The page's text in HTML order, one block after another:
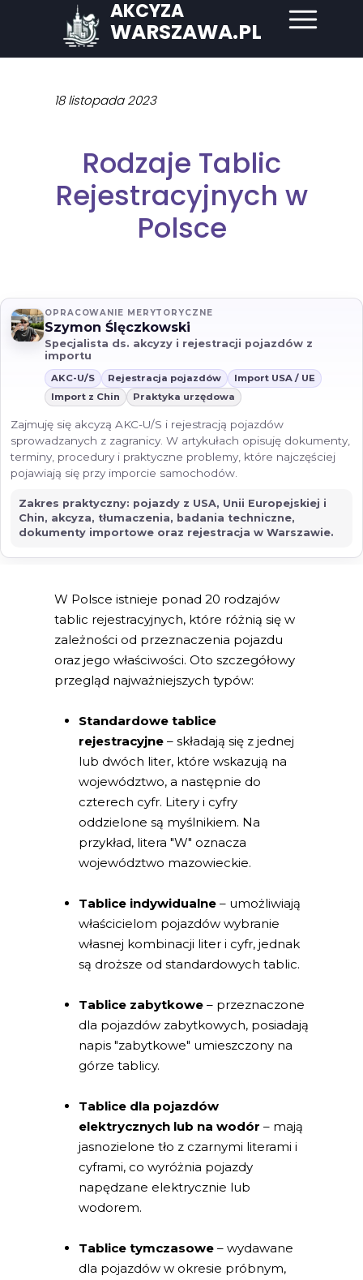
AKCYZA
WARSZAWA.PL
18 listopada 2023
Rodzaje Tablic
Rejestracyjnych w
Polsce
W Polsce istnieje ponad 20 rodzajów
tablic rejestracyjnych, które różnią się w
zależności od przeznaczenia pojazdu
oraz jego właściwości. Oto szczegółowy
przegląd najważniejszych typów:
Standardowe tablice
rejestracyjne – składają się z jednej
lub dwóch liter, które wskazują na
województwo, a następnie do
czterech cyfr. Litery i cyfry
oddzielone są myślnikiem. Na
przykład, litera "W" oznacza
województwo mazowieckie.
Tablice indywidualne – umożliwiają
właścicielom pojazdów wybranie
własnej kombinacji liter i cyfr, jednak
są droższe od standardowych tablic.
Tablice zabytkowe – przeznaczone
dla pojazdów zabytkowych, posiadają
napis "zabytkowe" umieszczony na
górze tablicy.
Tablice dla pojazdów
elektrycznych lub na wodór – mają
jasnozielone tło z czarnymi literami i
cyframi, co wyróżnia pojazdy
napędzane elektrycznie lub
wodorem.
Tablice tymczasowe – wydawane
dla pojazdów w okresie próbnym,
OPRACOWANIE MERYTORYCZNE
Szymon Ślęczkowski
Specjalista ds. akcyzy i rejestracji pojazdów z
importu
AKC-U/S Rejestracja pojazdów
Import USA / UE
Import z Chin
Praktyka urzędowa
Zajmuję się akcyzą AKC-U/S i rejestracją pojazdów
sprowadzanych z zagranicy. W artykułach opisuję dokumenty,
terminy, procedury i praktyczne problemy, które najczęściej
pojawiają się przy imporcie samochodów.
Zakres praktyczny: pojazdy z USA, Unii Europejskiej i
Chin, akcyza, tłumaczenia, badania techniczne,
dokumenty importowe oraz rejestracja w Warszawie.